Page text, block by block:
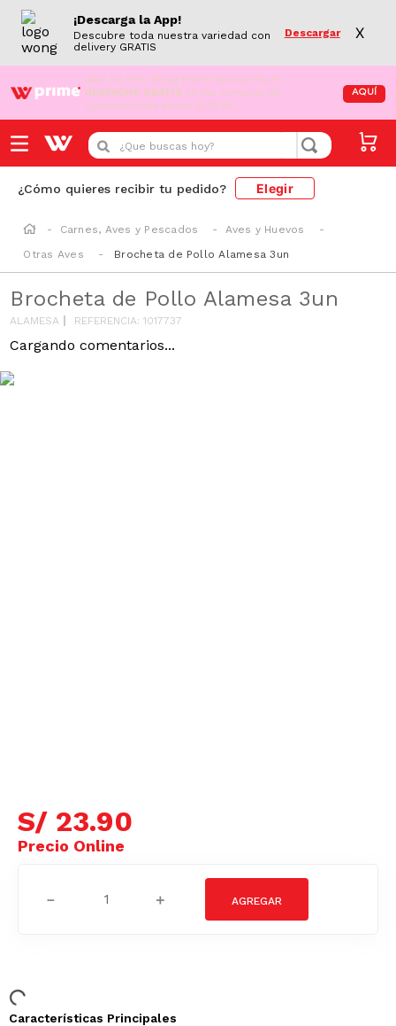
¡Descarga la App!
Descubre toda nuestra variedad con
delivery GRATIS
Descargar X
¡Aún no eres Wong Prime! Aprovecha el
DESPACHO GRATIS en tus compras de
supermercado desde S/79.90
AQUÍ
¿Que buscas hoy?
¿Cómo quieres recibir tu pedido? Elegir
Carnes, Aves y Pescados
Aves y Huevos
Otras Aves
Brocheta de Pollo Alamesa 3un
Brocheta de Pollo Alamesa 3un
ALAMESA REFERENCIA:1017737
Cargando comentarios...
S/ 23.90
＋
－
Características Principales